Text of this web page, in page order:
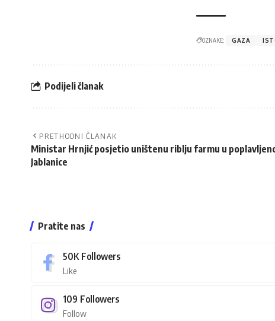
OZNAKE: GAZA
Podijeli članak
PRETHODNI ČLANAK
Ministar Hrnjić posjetio uništenu riblju farmu u
Jablanice
Pratite nas
50K Followers
Like
109 Followers
Follow